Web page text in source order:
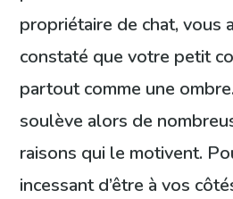
propriétaire de chat, vous
constaté que votre petit
partout comme une
soulève alors de
raisons qui le motivent.
incessant d’être à vos